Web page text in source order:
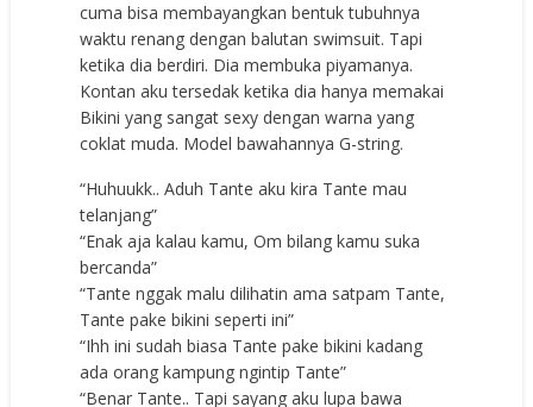
cuma bisa membayangkan bentuk tubuhnya
waktu renang dengan balutan swimsuit. Tapi
ketika dia berdiri. Dia membuka piyamanya.
Kontan aku tersedak ketika dia hanya memakai
Bikini yang sangat sexy dengan warna yang
coklat muda. Model bawahannya G-string.
“Huhuukk.. Aduh Tante aku kira Tante mau
telanjang”
“Enak aja kalau kamu, Om bilang kamu suka
bercanda”
“Tante nggak malu dilihatin ama satpam Tante,
Tante pake bikini seperti ini”
“Ihh ini sudah biasa Tante pake bikini kadang
ada orang kampung ngintip Tante”
“Benar Tante.. Tapi sayang aku lupa bawa